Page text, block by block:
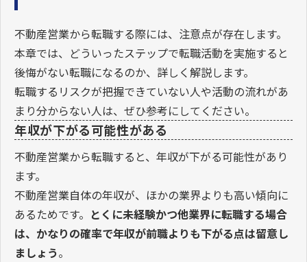
不動産営業から転職する際には、注意点が存在します。
本章では、どういったステップで転職活動を実施すると
後悔がない転職になるのか、詳しく解説します。
転職するリスクが把握できていない人や活動の流れがあ
まり分からない人は、ぜひ参考にしてください。
年収が下がる可能性がある
不動産営業から転職すると、年収が下がる可能性があり
ます。
不動産営業自体の年収が、ほかの業界よりも高い傾向に
あるためです。 とくに未経験かつ他業界に転職する場合
は、かなりの確率で年収が前職よりも下がる点は留意し
ましょう。